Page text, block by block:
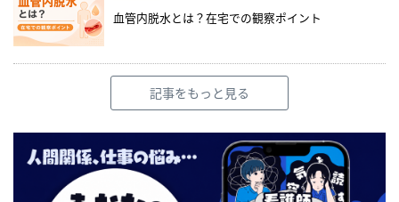
血管内脱水とは？在宅での観察ポイント
記事をもっと見る